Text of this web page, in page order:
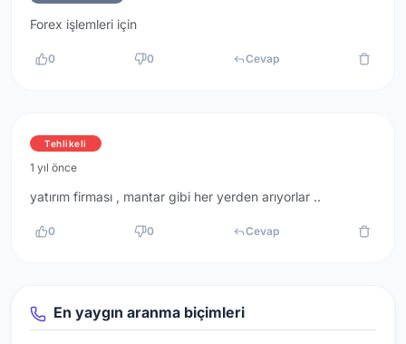
Forex işlemleri için
0 0 Cevap
Tehlikeli
1 yıl önce
yatırım firması , mantar gibi her yerden arıyorlar ..
0 0 Cevap
En yaygın aranma biçimleri